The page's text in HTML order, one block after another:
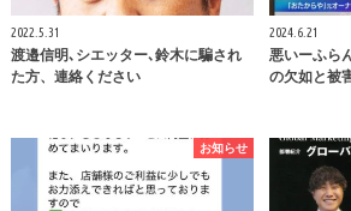
2022.5.31
渡邉信明､シエッター､鈴木に騙され
た方、連絡ください
2024.6.21
悪いーふら
の欠如と被
お知らせ